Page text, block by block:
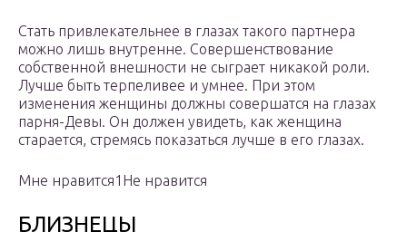
Стать привлекательнее в глазах такого партнера
можно лишь внутренне. Совершенствование
собственной внешности не сыграет никакой роли.
Лучше быть терпеливее и умнее. При этом
изменения женщины должны совершатся на глазах
парня-Девы. Он должен увидеть, как женщина
старается, стремясь показаться лучше в его глазах.
Мне нравится1Не нравится
БЛИЗНЕЦЫ